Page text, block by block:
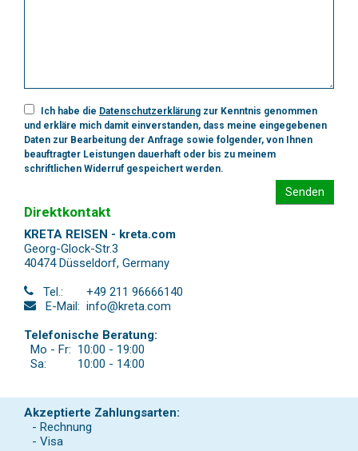
Ich habe die Datenschutzerklärung zur Kenntnis genommen
und erkläre mich damit einverstanden, dass meine eingegebenen
Daten zur Bearbeitung der Anfrage sowie folgender, von Ihnen
beauftragter Leistungen dauerhaft oder bis zu meinem
schriftlichen Widerruf gespeichert werden.
Senden
Direktkontakt
KRETA REISEN - kreta.com
Georg-Glock-Str.3
40474 Düsseldorf, Germany
Tel.:
+49 211 96666140
E-Mail: info@kreta.com
Telefonische Beratung:
Mo - Fr: 10:00 - 19:00
Sa:
10:00 - 14:00
Akzeptierte Zahlungsarten:
- Rechnung
- Visa